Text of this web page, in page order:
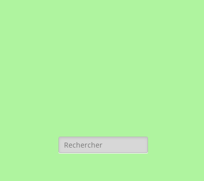
Rechercher :